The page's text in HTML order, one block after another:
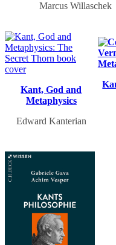
Marcus Willaschek
Kant, God and
Metaphysics
Edward Kanterian